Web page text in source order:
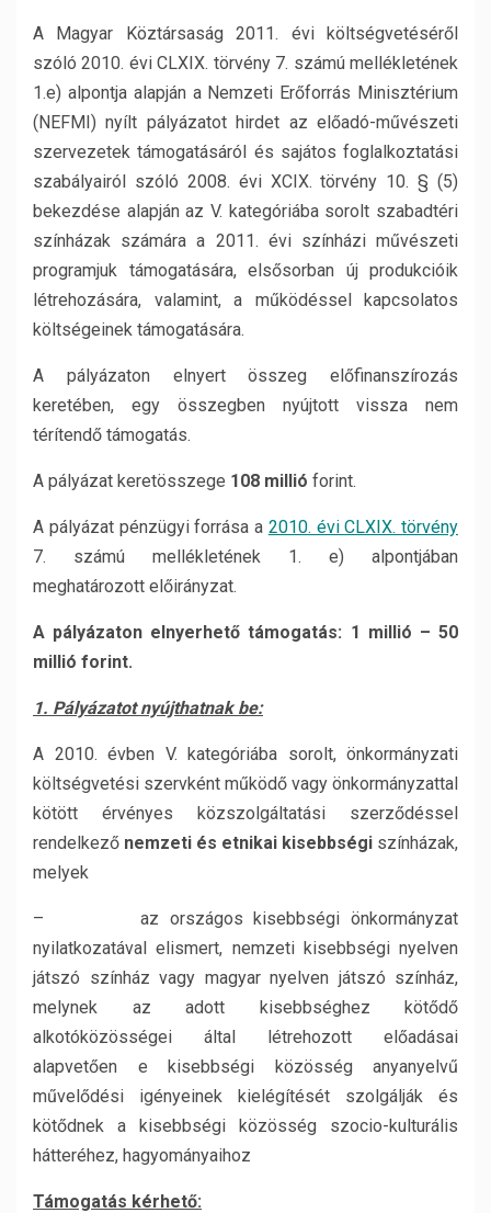
A Magyar Köztársaság 2011. évi költségvetéséről
szóló 2010. évi CLXIX. törvény 7. számú mellékletének
1.e) alpontja alapján a Nemzeti Erőforrás Minisztérium
(NEFMI) nyílt pályázatot hirdet az előadó-művészeti
szervezetek támogatásáról és sajátos foglalkoztatási
szabályairól szóló 2008. évi XCIX. törvény 10. § (5)
bekezdése alapján az V. kategóriába sorolt szabadtéri
színházak számára a 2011. évi színházi művészeti
programjuk támogatására, elsősorban új produkcióik
létrehozására, valamint, a működéssel kapcsolatos
költségeinek támogatására.
A pályázaton elnyert összeg előfinanszírozás
keretében, egy összegben nyújtott vissza nem
térítendő támogatás.
A pályázat keretösszege 108 millió forint.
A pályázat pénzügyi forrása a 2010. évi CLXIX. törvény
7. számú mellékletének 1. e) alpontjában
meghatározott előirányzat.
A pályázaton elnyerhető támogatás: 1 millió – 50
millió forint.
1. Pályázatot nyújthatnak be:
A 2010. évben V. kategóriába sorolt, önkormányzati
költségvetési szervként működő vagy önkormányzattal
kötött érvényes közszolgáltatási szerződéssel
rendelkező nemzeti és etnikai kisebbségi színházak,
melyek
– az országos kisebbségi önkormányzat
nyilatkozatával elismert, nemzeti kisebbségi nyelven
játszó színház vagy magyar nyelven játszó színház,
melynek az adott kisebbséghez kötődő
alkotóközösségei által létrehozott előadásai
alapvetően e kisebbségi közösség anyanyelvű
művelődési igényeinek kielégítését szolgálják és
kötődnek a kisebbségi közösség szocio-kulturális
hátteréhez, hagyományaihoz
Támogatás kérhető: